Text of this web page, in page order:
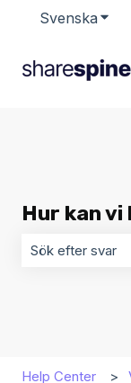
Svenska
Hur kan vi
Help Center